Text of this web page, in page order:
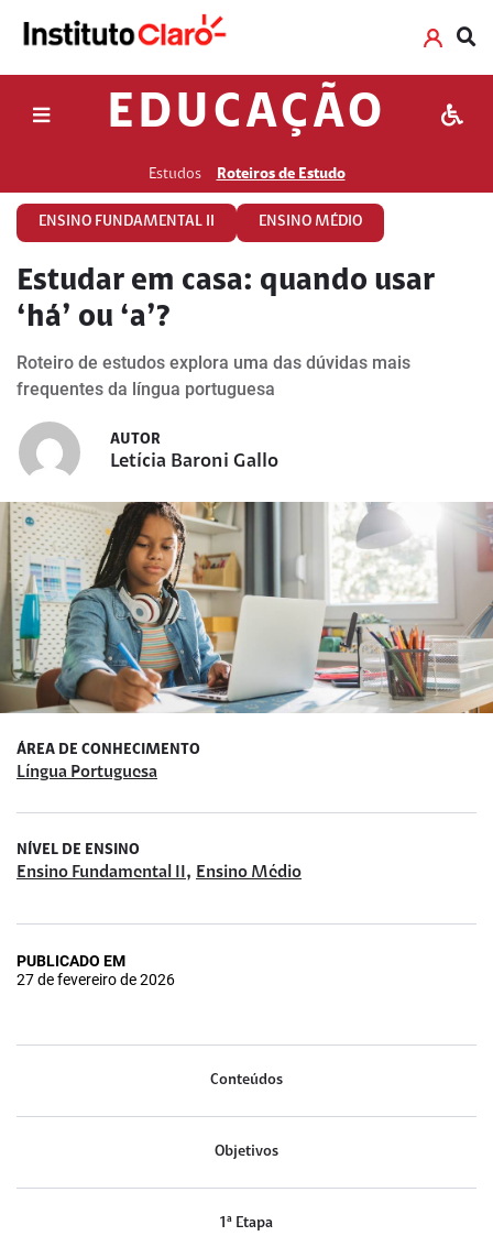
EDUCAÇÃO
Estudos Roteiros de Estudo
ENSINO FUNDAMENTAL II ENSINO MÉDIO
Estudar em casa: quando usar
‘há’ ou ‘a’?
Roteiro de estudos explora uma das dúvidas mais
frequentes da língua portuguesa
AUTOR
Letícia Baroni Gallo
ÁREA DE CONHECIMENTO
Língua Portuguesa
NÍVEL DE ENSINO
Ensino Fundamental II, Ensino Médio
PUBLICADO EM
27 de fevereiro de 2026
Conteúdos
Objetivos
1ª Etapa